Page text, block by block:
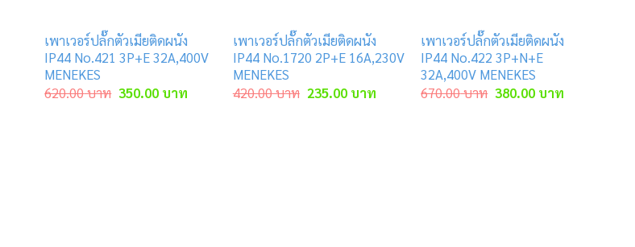
เพาเวอร์ปลั๊กตัวเมียติดผนัง
IP44 No.421 3P+E 32A,400V
MENEKES
620.00บาท Original
price
350.00 บาท
เพาเวอร์ปลั๊กตัวเมียติดผนัง
IP44 No.1720 2P+E 16A,230V
MENEKES
420.00บาท Original
price
235.00บาทCurrent
price
เพาเวอร์ปลั๊กตัวเมียติดผนัง
IP44 No.422 3P+N+E
32A,400V MENEKES
670.00บาท Original
price
380.00 บาท